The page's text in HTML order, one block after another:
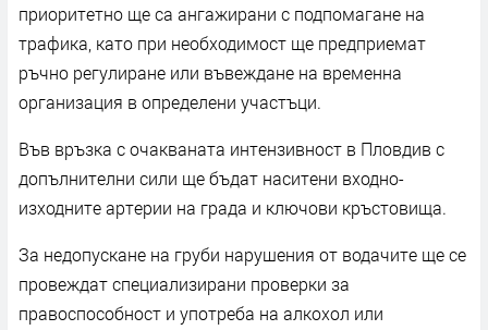
приоритетно ще са ангажирани с подпомагане на
трафика, като при необходимост ще предприемат
ръчно регулиране или въвеждане на временна
организация в определени участъци.
Във връзка с очакваната интензивност в Пловдив с
допълнителни сили ще бъдат наситени входно-
изходните артерии на града и ключови кръстовища.
За недопускане на груби нарушения от водачите ще се
провеждат специализирани проверки за
правоспособност и употреба на алкохол или